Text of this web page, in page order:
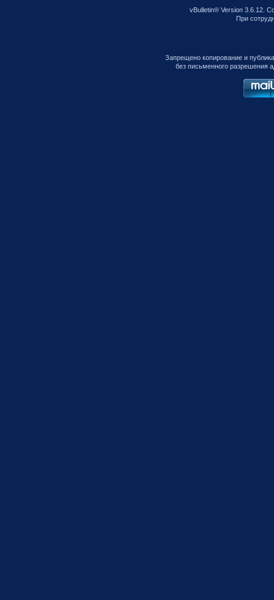
vBulletin® Version 3.6.12.
При
Запрещено копирование и
без письменного разрешения